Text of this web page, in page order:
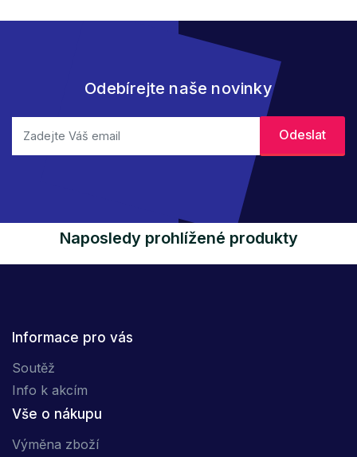
Odebírejte naše novinky
Naposledy prohlížené produkty
Informace pro vás
Soutěž
Info k akcím
Vše o nákupu
Výměna zboží